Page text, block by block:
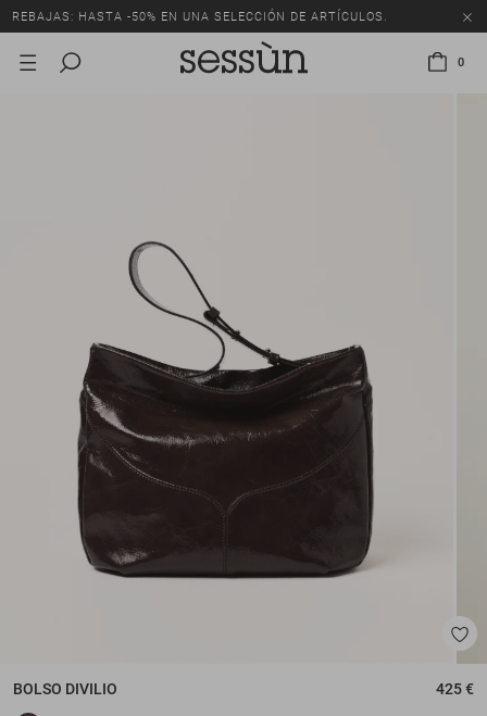
REBAJAS: HASTA -50% EN UNA SELECCIÓN DE ARTÍCULOS.
0
BOLSO DIVILIO 425 €